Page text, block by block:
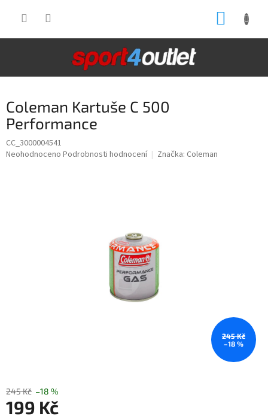
Coleman Kartuše C 500
Performance
CC_3000004541
Průměrné
Neohodnoceno Podrobnosti hodnocení Značka: Coleman
245 Kč
–18 %
245 Kč –18 %
199 Kč